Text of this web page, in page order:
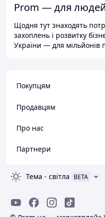
Prom — для людей
Щодня тут знаходять
захоплень і розвитку
України — для мільйонів
Покупцям
Продавцям
Про нас
Партнери
Тема - світла BETA